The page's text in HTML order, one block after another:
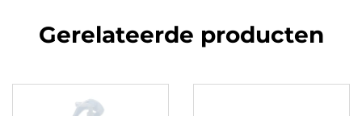
Gerelateerde producten